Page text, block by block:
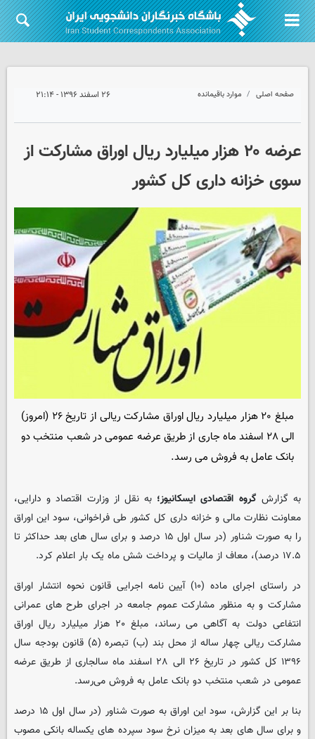
صفحه اصلی موارد باقیمانده ۲۶ اسفند ۱۳۹۶ - ۲۱:۱۴
عرضه ۲۰ هزار میلیارد ریال اوراق مشارکت از
سوی خزانه داری کل کشور
مبلغ ۲۰ هزار میلیارد ریال اوراق مشارکت ریالی از تاریخ ۲۶ (امروز)
الی ۲۸ اسفند ماه جاری از طریق عرضه عمومی در شعب منتخب دو
بانک عامل به فروش می رسد.
به گزارش گروه اقتصادی ایسکانیوز؛ به نقل از وزارت اقتصاد و دارایی،
معاونت نظارت مالی و خزانه داری کل کشور طی فراخوانی، سود این اوراق
را به صورت شناور (در سال اول ۱۵ درصد و برای سال های بعد حداکثر تا
۱۷.۵ درصد)، معاف از مالیات و پرداخت شش ماه یک بار اعلام کرد.
در راستای اجرای ماده (۱۰) آیین نامه اجرایی قانون نحوه انتشار اوراق
مشارکت و به منظور مشارکت عموم جامعه در اجرای طرح های عمرانی
انتفاعی دولت به آگاهی می رساند، مبلغ ۲۰ هزار میلیارد ریال اوراق
مشارکت ریالی چهار ساله از محل بند (ب) تبصره (۵) قانون بودجه سال
۱۳۹۶ کل کشور در تاریخ ۲۶ الی ۲۸ اسفند ماه سالجاری از طریق عرضه
عمومی در شعب منتخب دو بانک عامل به فروش می‌رسد.
بنا بر این گزارش، سود این اوراق به صورت شناور (در سال اول ۱۵ درصد
و برای سال های بعد به میزان نرخ سود سپرده های یکساله بانکی مصوب